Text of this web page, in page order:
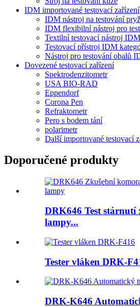
IDM importované testovací zařízení
IDM nástroj na testování
IDM flexibilní nástroj pro
Textilní testovací nástroj IDM
Testovací přístroj IDM
Nástroj pro testování obalů
Dovezené testovací zařízení
Spektrodenzitometr
USA BIO-RAD
Eppendorf
Corona Pen
Refraktometr
Pero s bodem tání
polarimetr
Další importované testovací
Doporučené produkty
DRK646 Test stárnutí
lampy...
Tester vláken DRK-
DRK-K646